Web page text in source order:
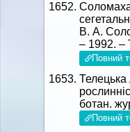
В. А.
– 1992. –
Повний
Телецька
ботан.
Повний